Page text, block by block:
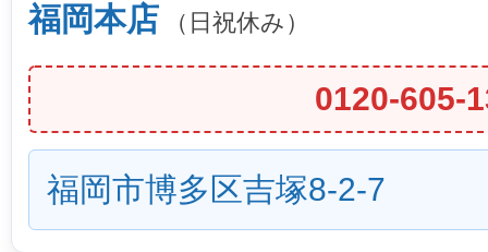
福岡本店 （日祝休み）
0120-605-
福岡市博多区吉塚8-2-7